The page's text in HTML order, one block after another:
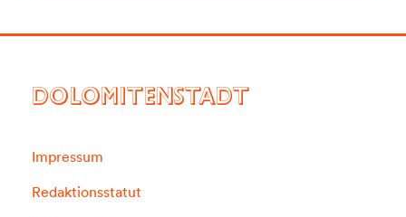
DOLOMITENSTADT
Impressum
Redaktionsstatut